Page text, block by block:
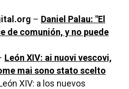
– Daniel Palau: "El
de comunión, y no puede
León XIV: ai nuovi vescovi,
mai sono stato scelto
XIV: a los nuevos